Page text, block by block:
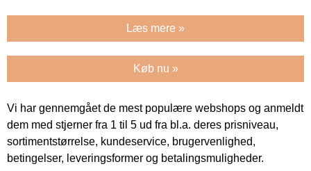
Læs mere »
Køb nu »
Vi har gennemgået de mest populære webshops og anmeldt
dem med stjerner fra 1 til 5 ud fra bl.a. deres prisniveau,
sortimentstørrelse, kundeservice, brugervenlighed,
betingelser, leveringsformer og betalingsmuligheder.